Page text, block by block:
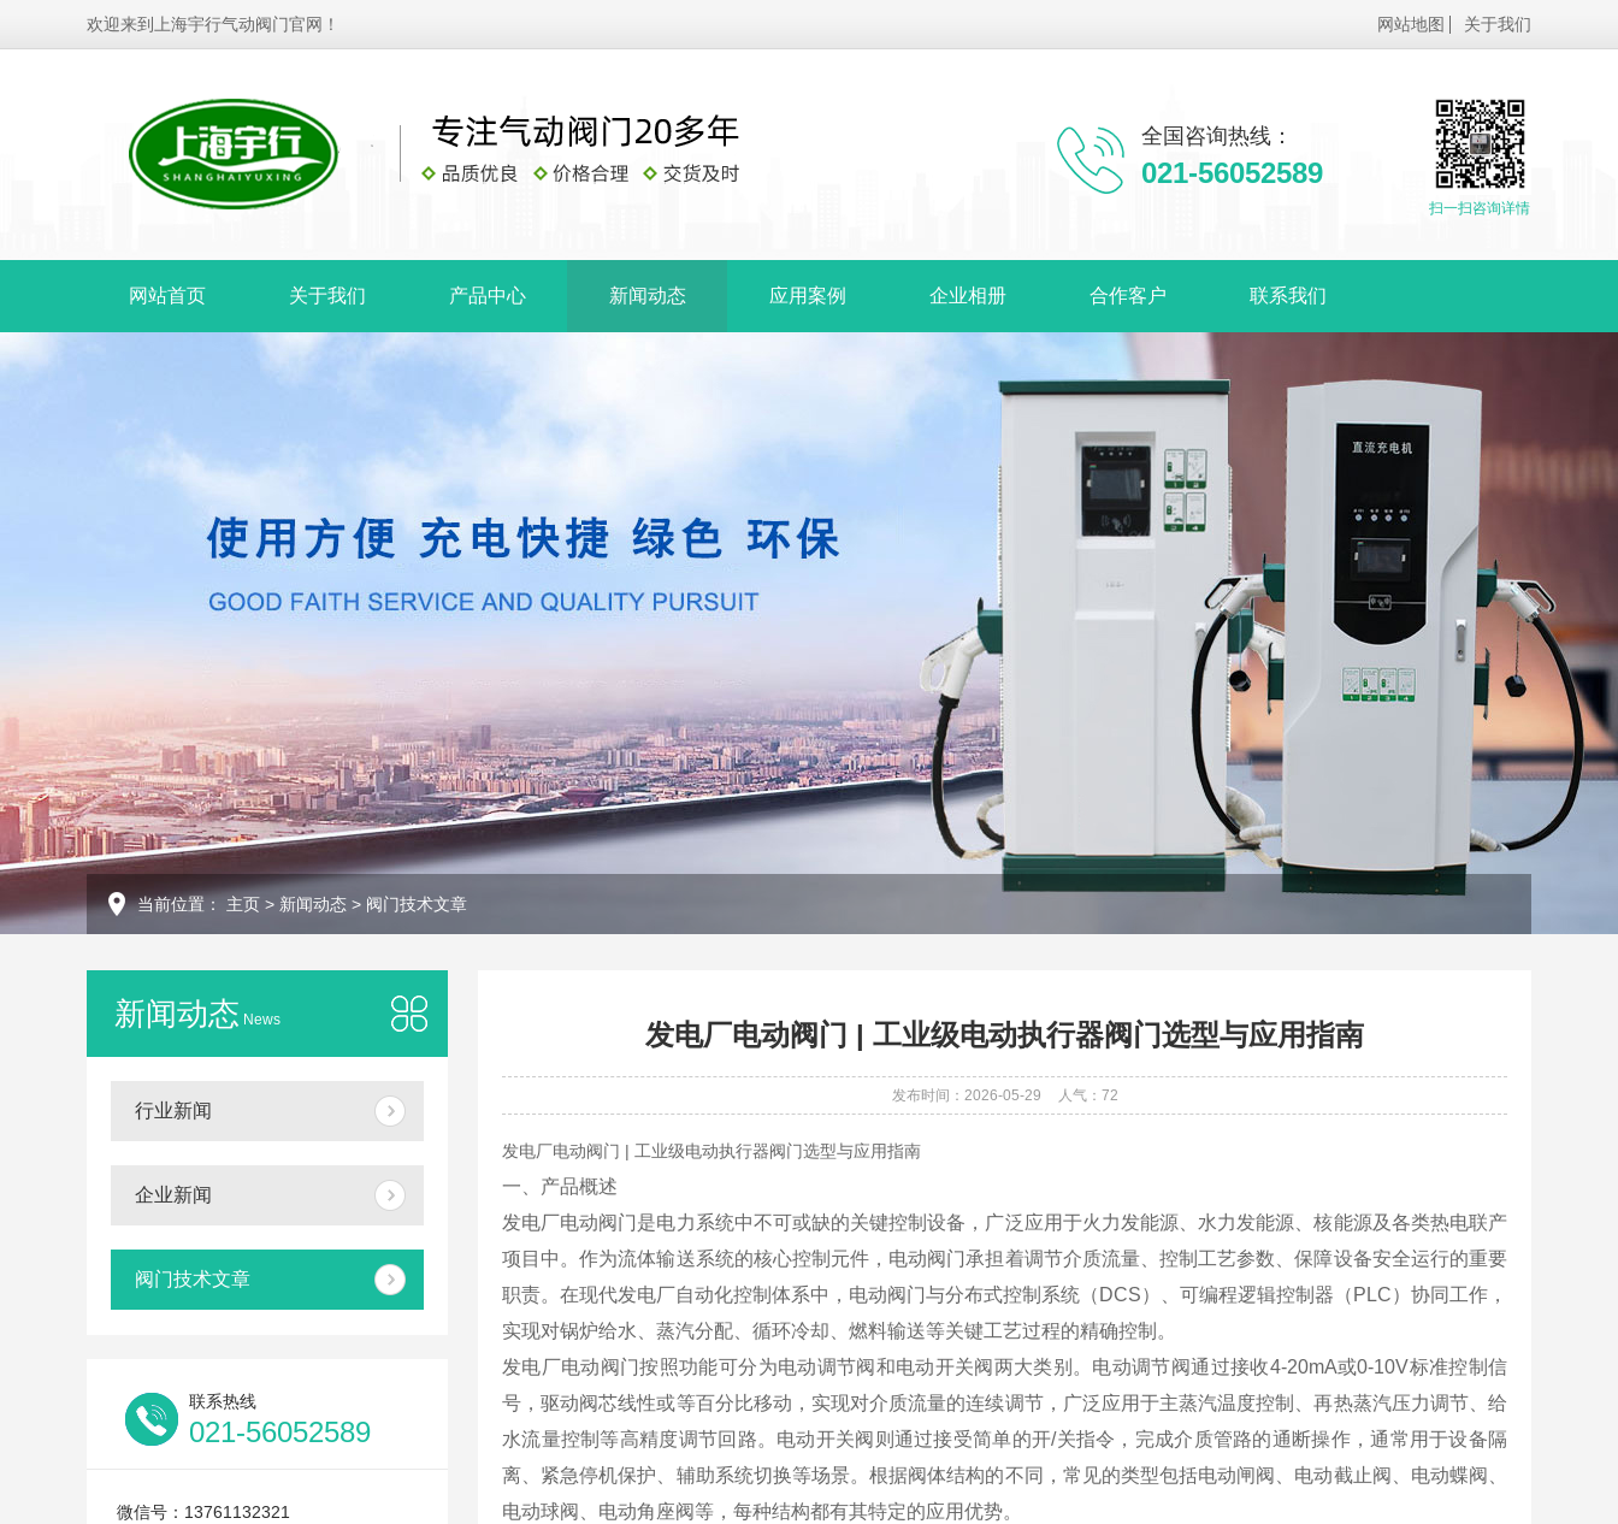
欢迎来到上海宇行气动阀门官网！ 网站地图 关于我们
扫一扫咨询详情
全国咨询热线：
021-56052589
网站首页 关于我们 产品中心 新闻动态 应用案例 企业相册 合作客户 联系我们
当前位置： 主页 > 新闻动态 > 阀门技术文章
新闻动态 News
行业新闻
企业新闻
阀门技术文章
联系热线
021-56052589
微信号：13761132321
发电厂电动阀门 | 工业级电动执行器阀门选型与应用指南
发布时间：2026-05-29 人气： 72
发电厂电动阀门 | 工业级电动执行器阀门选型与应用指南
一、产品概述
发电厂电动阀门是电力系统中不可或缺的关键控制设备，广泛应用于火力发能源、水力发能源、核能源及各类热电联产
项目中。作为流体输送系统的核心控制元件，电动阀门承担着调节介质流量、控制工艺参数、保障设备安全运行的重要
职责。在现代发电厂自动化控制体系中，电动阀门与分布式控制系统（DCS）、可编程逻辑控制器（PLC）协同工作，
实现对锅炉给水、蒸汽分配、循环冷却、燃料输送等关键工艺过程的精确控制。
发电厂电动阀门按照功能可分为电动调节阀和电动开关阀两大类别。电动调节阀通过接收4-20mA或0-10V标准控制信
号，驱动阀芯线性或等百分比移动，实现对介质流量的连续调节，广泛应用于主蒸汽温度控制、再热蒸汽压力调节、给
水流量控制等高精度调节回路。电动开关阀则通过接受简单的开/关指令，完成介质管路的通断操作，通常用于设备隔
离、紧急停机保护、辅助系统切换等场景。根据阀体结构的不同，常见的类型包括电动闸阀、电动截止阀、电动蝶阀、
电动球阀、电动角座阀等，每种结构都有其特定的应用优势。